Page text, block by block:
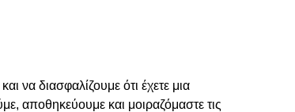
διασφαλίζουμε ότι έχετε μια
αποθηκεύουμε και μοιραζόμαστε τις